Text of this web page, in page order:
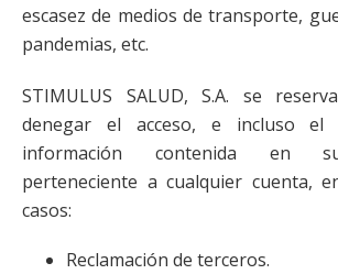
escasez de medios de transporte,
pandemias, etc.
STIMULUS SALUD, S.A. se
denegar el acceso, e incluso el
información contenida en
perteneciente a cualquier cuenta,
casos:
Reclamación de terceros.